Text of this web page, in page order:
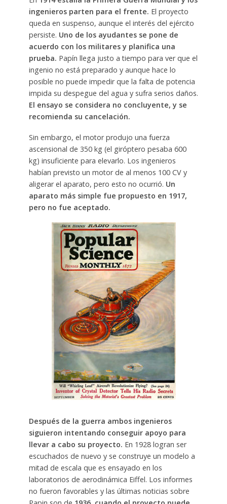
ingenieros parten para el frente. El proyecto
queda en suspenso, aunque el interés del ejército
persiste. Uno de los ayudantes se pone de
acuerdo con los militares y planifica una
prueba. Papín llega justo a tiempo para ver que el
ingenio no está preparado y aunque hace lo
posible no puede impedir que la falta de potencia
impida su despegue del agua y sufra serios daños.
El ensayo se considera no concluyente, y se
recomienda su cancelación.
Sin embargo, el motor produjo una fuerza
ascensional de 350 kg (el giróptero pesaba 600
kg) insuficiente para elevarlo. Los ingenieros
habían previsto un motor de al menos 100 CV y
aligerar el aparato, pero esto no ocurrió. Un
aparato más simple fue propuesto en 1917,
pero no fue aceptado.
Después de la guerra ambos ingenieros
siguieron intentando conseguir apoyo para
llevar a cabo su proyecto. En 1928 logran ser
escuchados de nuevo y se construye un modelo a
mitad de escala que es ensayado en los
laboratorios de aerodinámica Eiffel. Los informes
no fueron favorables y las últimas noticias sobre